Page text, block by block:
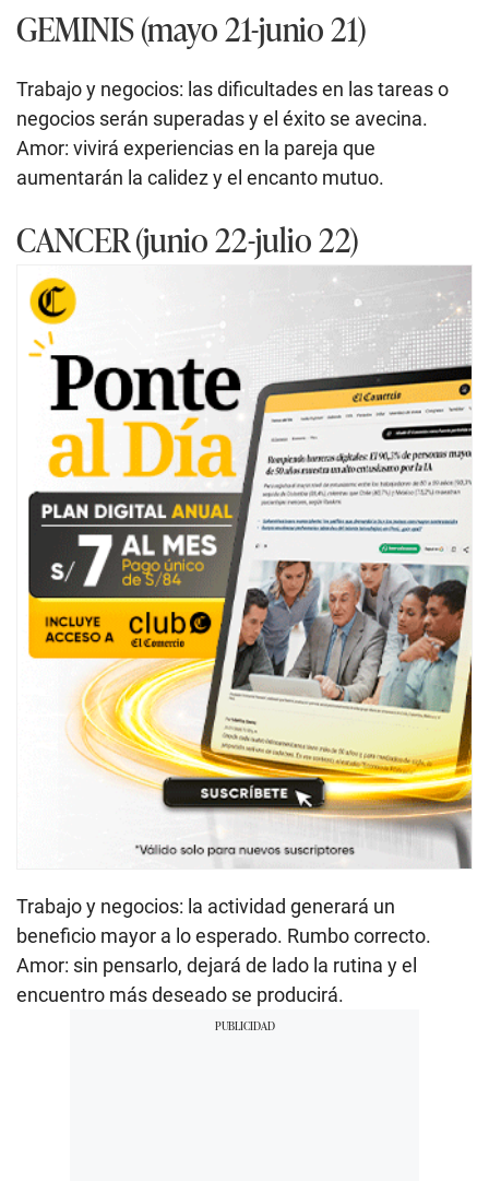
GEMINIS (mayo 21-junio 21)
Trabajo y negocios: las dificultades en las tareas o
negocios serán superadas y el éxito se avecina.
Amor: vivirá experiencias en la pareja que
aumentarán la calidez y el encanto mutuo.
CANCER (junio 22-julio 22)
Trabajo y negocios: la actividad generará un
beneficio mayor a lo esperado. Rumbo correcto.
Amor: sin pensarlo, dejará de lado la rutina y el
encuentro más deseado se producirá.